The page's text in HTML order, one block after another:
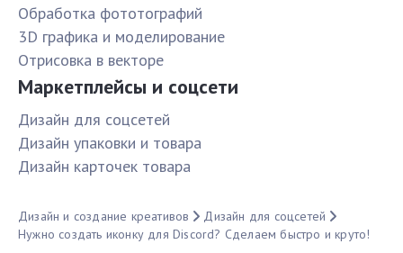
Обработка фототографий
3D графика и моделирование
Отрисовка в векторе
Маркетплейсы и соцсети
Дизайн для соцсетей
Дизайн упаковки и товара
Дизайн карточек товара
Дизайн и создание креативов
Дизайн для соцсетей
Нужно создать иконку для Discord? Сделаем быстро и круто!